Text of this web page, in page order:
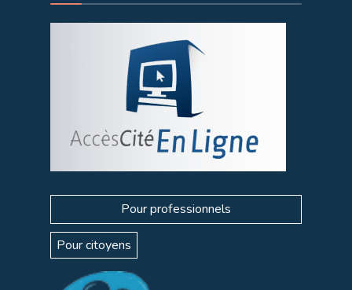
Pour professionnels
Pour citoyens